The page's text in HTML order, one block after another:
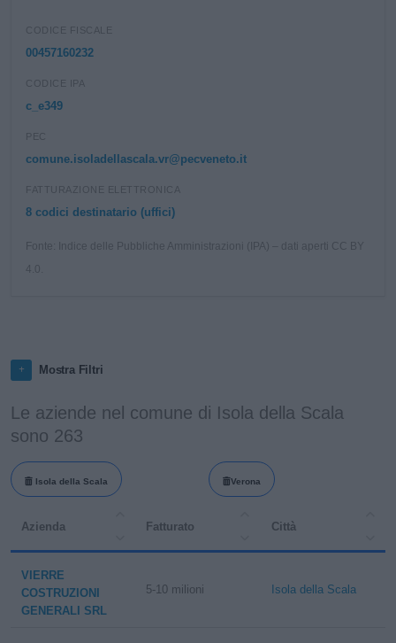
CODICE FISCALE
00457160232
CODICE IPA
c_e349
PEC
comune.isoladellascala.vr@pecveneto.it
FATTURAZIONE ELETTRONICA
8 codici destinatario (uffici)
Fonte: Indice delle Pubbliche Amministrazioni (IPA) – dati aperti CC BY
Mostra Filtri
Le aziende nel comune di Isola della Scala
sono 263
Isola della Scala Verona
Azienda Fatturato Città
VIERRE
COSTRUZIONI
GENERALI SRL
5-10 milioni Isola della Scala